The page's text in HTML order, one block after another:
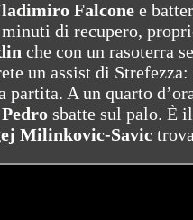
Falcone e
di recupero,
che con un rasoterra
un assist di
A un quarto
Pedro sbatte sul palo. È
Milinkovic-Savic